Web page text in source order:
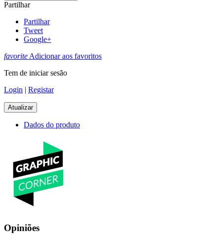
Partilhar
Partilhar
Tweet
Google+
favoriteAdicionar aos favoritos
Tem de iniciar sesão
Login | Registar
Dados do produto
Opiniões